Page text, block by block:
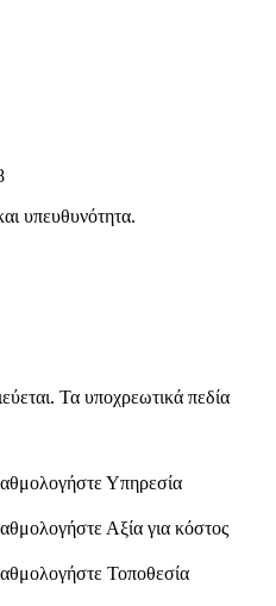
υπευθυνότητα.
Τα υποχρεωτικά πεδία
Υπηρεσία
Αξία για κόστος
Τοποθεσία